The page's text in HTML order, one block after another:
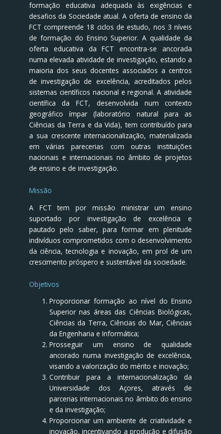
formação educativa adequada às exigências e
desafios da Sociedade atual. A oferta de ensino da
FCT compreende 18 ciclos de estudo, nos 3 níveis
de formação do Ensino Superior. A qualidade da
oferta educativa da FCT encontra-se ancorada
numa elevada atividade de investigação, estando a
maioria dos seus docentes associados a centros
de investigação de excelência, acreditados pelos
sistemas científicos nacional e regional. A atividade
científica da FCT, desenvolvida num contexto
geográfico ímpar (laboratório natural para as
Ciências da Terra e da Vida), tem contribuído para
a sua crescente internacionalização, materializada
em várias parecerias com outras instituições
nacionais e internacionais no âmbito de projetos
de ensino e de investigação.
Missão
A FCT tem por missão ministrar um ensino
suportado por investigação de excelência e
pautado pelo saber, para formar em plenitude
indivíduos comprometidos com o desenvolvimento
da ciência, tecnologia e inovação, em prol de um
crescimento próspero e sustentável da sociedade.
Objetivos
Proporcionar formação ao nível do Ensino
Superior nas áreas das Ciências Biológicas,
Ciências da Terra, Ciências do Mar, Ciências
da Engenharia e Informática;
Prosseguir um ensino de qualidade
ancorado numa investigação de excelência,
visando a valorização do mérito e inovação;
Contribuir para a internacionalização da
Universidade dos Açores, através de
parcerias internacionais no âmbito do ensino
e da investigação;
Proporcionar um ambiente de criatividade e
inovação, incentivando a produção e difusão